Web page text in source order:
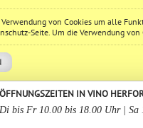
Verwendung von Cookies um alle
-Seite. Um die Verwendung
ÖFFNUNGSZEITEN IN VINO
Di bis Fr 10.00 bis 18.00 Uhr | Sa